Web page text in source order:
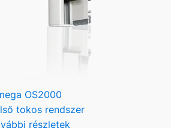
OS2000
tokos rendszer
részletek